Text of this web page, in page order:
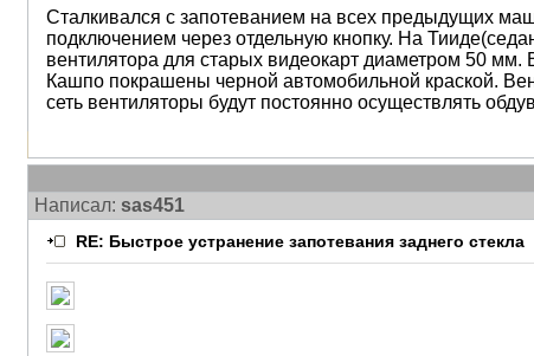
Сталкивался с запотеванием на всех предыдущих
подключением через отдельную кнопку. На
вентилятора для старых видеокарт диаметром 50
Кашпо покрашены черной автомобильной краской.
сеть вентиляторы будут постоянно осуществлять
Написал: sas451
RE: Быстрое устранение запотевания заднего стекла